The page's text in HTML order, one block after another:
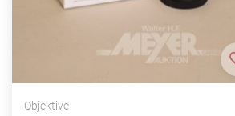
Objektive